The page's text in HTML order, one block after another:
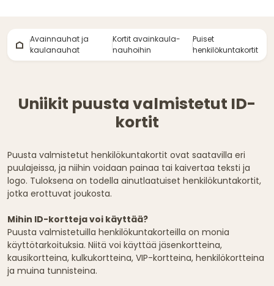
Avainnauhat ja
kaulanauhat
Kortit avainkaula-
nauhoihin
Puiset
henkilökuntakortit
Uniikit puusta valmistetut ID-
kortit
Puusta valmistetut henkilökuntakortit ovat saatavilla eri
puulajeissa, ja niihin voidaan painaa tai kaivertaa teksti ja
logo. Tuloksena on todella ainutlaatuiset henkilökuntakortit,
jotka erottuvat joukosta.
Mihin ID-kortteja voi käyttää?
Puusta valmistetuilla henkilökuntakorteilla on monia
käyttötarkoituksia. Niitä voi käyttää jäsenkortteina,
kausikortteina, kulkukortteina, VIP-kortteina, henkilökortteina
ja muina tunnisteina.